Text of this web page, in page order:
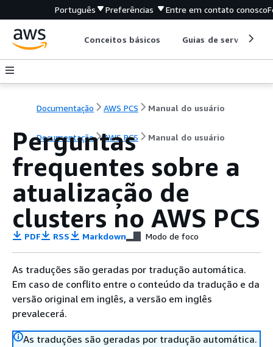
Português Preferências Entre em contato conosco
Conceitos básicos Guias de serviço
Documentação AWS PCS Manual do usuário
Documentação AWS PCS Manual do usuário
Perguntas
frequentes sobre a
atualização de
clusters no AWS PCS
PDF RSS Markdown Modo de foco
As traduções são geradas por tradução automática.
Em caso de conflito entre o conteúdo da tradução e da
versão original em inglês, a versão em inglês
prevalecerá.
As traduções são geradas por tradução automática.